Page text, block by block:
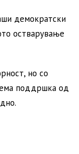
демократски
остварување
но со
поддршка од